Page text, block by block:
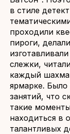
в стиле
проходили
пироги,
слежки,
каждый
ярмарке. Было
занятий, что
такие
находиться в
талантливых